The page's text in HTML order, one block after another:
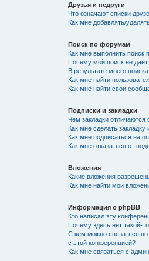
Друзья и недруги
Что означают списки
Как мне добавлять/
Поиск по форумам
Как мне выполнить
Почему мой поиск не даёт
В результате моего
Как мне найти
Как мне найти свои
Подписки и закладки
Чем закладки отличаются
Как мне сделать
Как мне подписаться на
Как мне отказаться от
Вложения
Какие вложения
Как мне найти мои
Информация о phpBB
Кто написал эту
Почему здесь нет такой-
С кем можно связаться по
с этой конференцией?
Как мне связаться с